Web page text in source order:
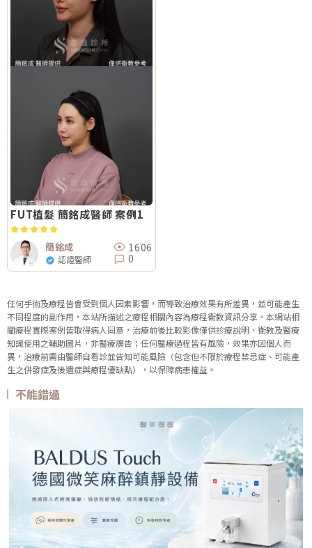
FUT植髮 簡銘成醫師 案例1
簡銘成
認證醫師
1606
0
任何手術及療程皆會受到個人因素影響，而導致治療效果有所差異，並可能產生
不同程度的副作用，本站所描述之療程相關內容為療程衛教資訊分享。本網站相
關療程實際案例皆取得病人同意，治療前後比較影像僅供診療說明、衛教及醫療
知識使用之輔助圖片，非醫療廣告；任何醫療過程皆有風險，效果亦因個人而
異，治療前需由醫師自看診並告知可能風險（包含但不限於療程禁忌症、可能產
生之併發症及後遺症與療程優缺點），以保障病患權益。
不能錯過